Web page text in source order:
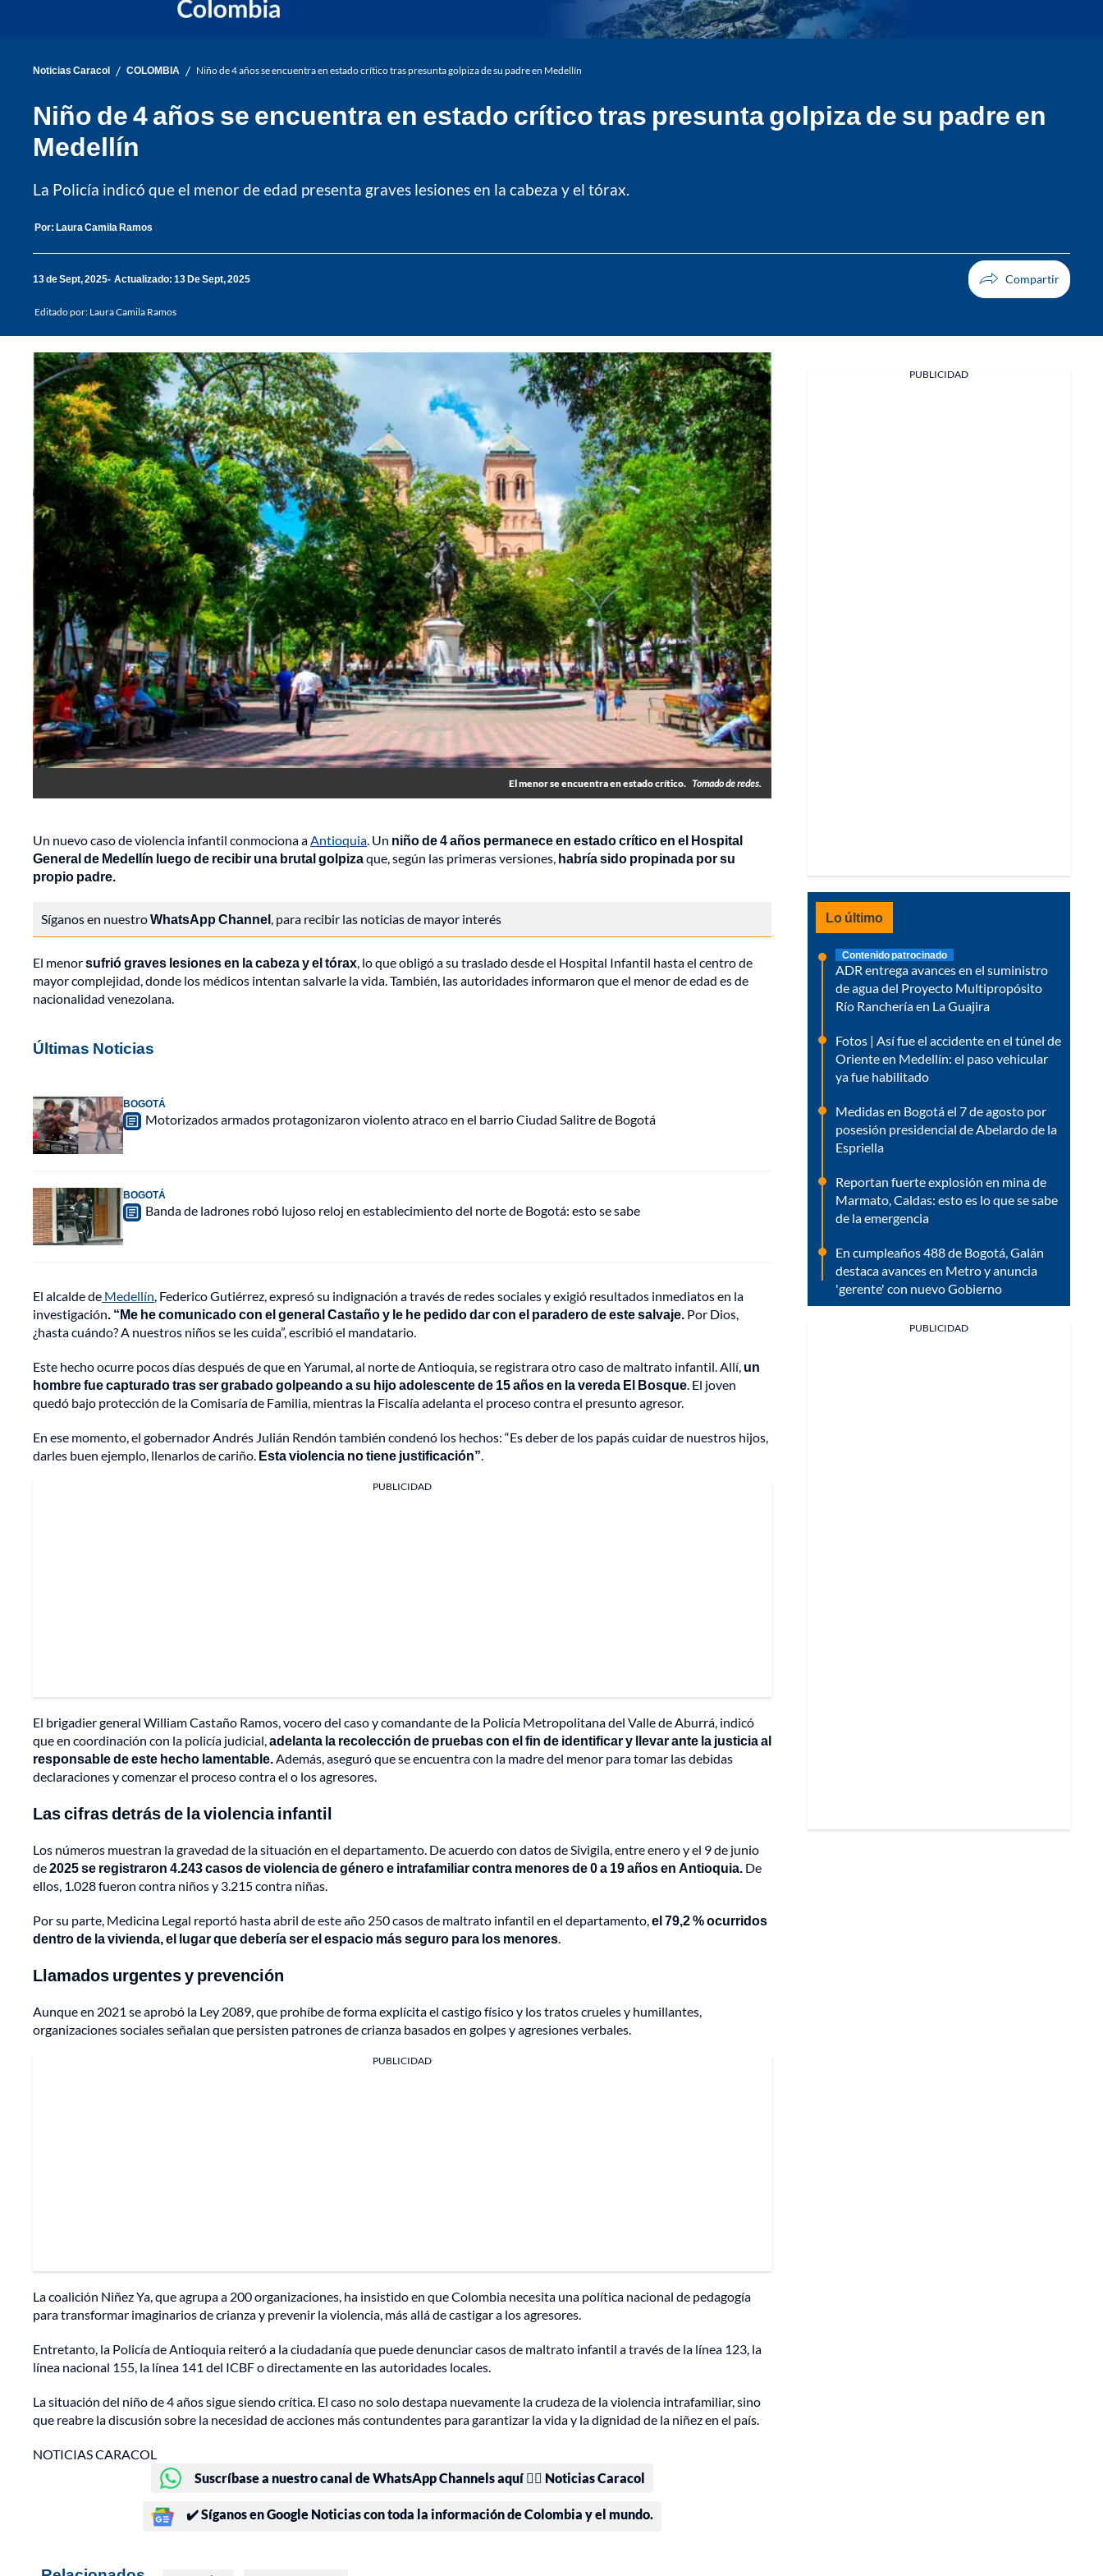
Noticias Caracol / COLOMBIA / Niño de 4 años se encuentra en estado crítico tras presunta golpiza de su padre en Medellín
Niño de 4 años se encuentra en estado crítico tras presunta golpiza de su padre en
Medellín
La Policía indicó que el menor de edad presenta graves lesiones en la cabeza y el tórax.
Por: Laura Camila Ramos
13 de Sept, 2025 Actualizado: 13 De Sept, 2025
Editado por: Laura Camila Ramos
El menor se encuentra en estado crítico. Tomado de redes.
Un nuevo caso de violencia infantil conmociona aAntioquia. Un niño de 4 años permanece en estado crítico en el Hospital
General de Medellín luego de recibir una brutal golpizaque, según las primeras versiones, habría sido propinada por su
propio padre.
Síganos en nuestroWhatsApp Channel, para recibir las noticias de mayor interés
El menorsufrió graves lesiones en la cabeza y el tórax, lo que obligó a su traslado desde el Hospital Infantil hasta el centro de
mayor complejidad, donde los médicos intentan salvarle la vida. También, las autoridades informaron que el menor de edad es de
nacionalidad venezolana.
Últimas Noticias
BOGOTÁ
Motorizados armados protagonizaron violento atraco en el barrio Ciudad Salitre de Bogotá
BOGOTÁ
Banda de ladrones robó lujoso reloj en establecimiento del norte de Bogotá: esto se sabe
El alcalde de Medellín, Federico Gutiérrez, expresó su indignación a través de redes sociales y exigió resultados inmediatos en la
investigación. “Me he comunicado con el general Castaño y le he pedido dar con el paradero de este salvaje. Por Dios,
¿hasta cuándo? A nuestros niños se les cuida”, escribió el mandatario.
Este hecho ocurre pocos días después de que en Yarumal, al norte de Antioquia, se registrara otro caso de maltrato infantil. Allí, un
hombre fue capturado tras ser grabado golpeando a su hijo adolescente de 15 años en la vereda El Bosque. El joven
quedó bajo protección de la Comisaría de Familia, mientras la Fiscalía adelanta el proceso contra el presunto agresor.
En ese momento, el gobernador Andrés Julián Rendón también condenó los hechos: “Es deber de los papás cuidar de nuestros hijos,
darles buen ejemplo, llenarlos de cariño. Esta violencia no tiene justificación”.
PUBLICIDAD
El brigadier general William Castaño Ramos, vocero del caso y comandante de la Policía Metropolitana del Valle de Aburrá, indicó
que en coordinación con la policía judicial,adelanta la recolección de pruebas con el fin de identificary llevar ante la justicia al
responsable de este hecho lamentable.Además, aseguró que se encuentra con la madre del menor para tomar las debidas
declaraciones y comenzar el proceso contra el o los agresores.
Las cifras detrás de la violencia infantil
Los números muestran la gravedad de la situación en el departamento. De acuerdo con datos de Sivigila, entre enero y el 9 de junio
de2025 se registraron 4.243 casos de violencia de género e intrafamiliar contra menores de 0 a 19 años en Antioquia. De
ellos, 1.028 fueron contra niños y 3.215 contra niñas.
Por su parte, Medicina Legal reportó hasta abril de este año 250 casos de maltrato infantil en el departamento,el 79,2 % ocurridos
dentro de la vivienda, el lugar que debería ser el espacio más seguro para los menores.
Llamados urgentes y prevención
Aunque en 2021 se aprobó la Ley 2089, que prohíbe de forma explícita el castigo físico y los tratos crueles y humillantes,
organizaciones sociales señalan que persisten patrones de crianza basados en golpes y agresiones verbales.
PUBLICIDAD
La coalición Niñez Ya, que agrupa a 200 organizaciones, ha insistido en que Colombia necesita una política nacional de pedagogía
para transformar imaginarios de crianza y prevenir la violencia, más allá de castigar a los agresores.
Entretanto, la Policía de Antioquia reiteró a la ciudadanía que puede denunciar casos de maltrato infantil a través de la línea 123, la
línea nacional 155, la línea 141 del ICBF o directamente en las autoridades locales.
La situación del niño de 4 años sigue siendo crítica. El caso no solo destapa nuevamente la crudeza de la violencia intrafamiliar, sino
que reabre la discusión sobre la necesidad de acciones más contundentes para garantizar la vida y la dignidad de la niñez en el país.
NOTICIAS CARACOL
Suscríbase a nuestro canal de WhatsApp Channels aquí 👉🏻 Noticias Caracol
✔️ Síganos en Google Noticias con toda la información de Colombia y el mundo.
PUBLICIDAD
Lo último
Contenido patrocinado
ADR entrega avances en el suministro
de agua del Proyecto Multipropósito
Río Ranchería en La Guajira
Fotos | Así fue el accidente en el túnel de
Oriente en Medellín: el paso vehicular
ya fue habilitado
Medidas en Bogotá el 7 de agosto por
posesión presidencial de Abelardo de la
Espriella
Reportan fuerte explosión en mina de
Marmato, Caldas: esto es lo que se sabe
de la emergencia
En cumpleaños 488 de Bogotá, Galán
destaca avances en Metro y anuncia
'gerente' con nuevo Gobierno
PUBLICIDAD